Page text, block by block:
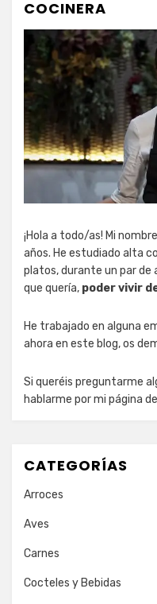
COCINERA
¡Hola a todo/as! Mi
años. He estudiado alta
platos, durante un par de
que quería, poder vivir
He trabajado en alguna
ahora en este blog, os
Si queréis preguntarme
hablarme por mi página de
CATEGORÍAS
Arroces
Aves
Carnes
Cocteles y Bebidas